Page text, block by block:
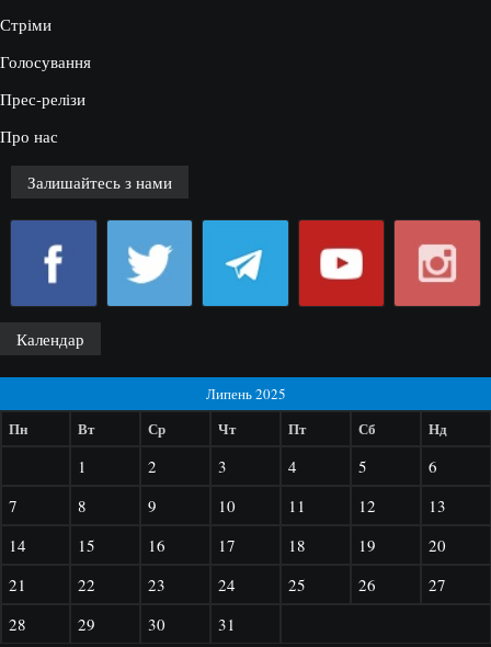
Стріми
Голосування
Прес-релізи
Про нас
Залишайтесь з нами
Календар
Липень 2025
Пн Вт Ср Чт Пт Сб Нд
1 2 3 4 5
6
7
8 9 10 11 12
13
14
15 16 17 18 19
20
21
22 23 24 25 26
27
28
29 30
31